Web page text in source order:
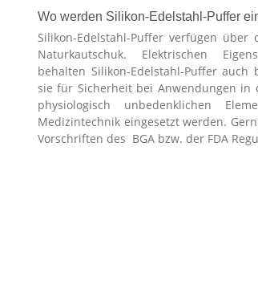
Wo werden Silikon-Edelstahl-Puffer
Silikon-Edelstahl-Puffer verfügen
Naturkautschuk. Elektrischen
behalten Silikon-Edelstahl-Puffer
sie für Sicherheit bei Anwendungen in
physiologisch unbedenklichen
Medizintechnik eingesetzt werden.
Vorschriften des BGA bzw. der FDA